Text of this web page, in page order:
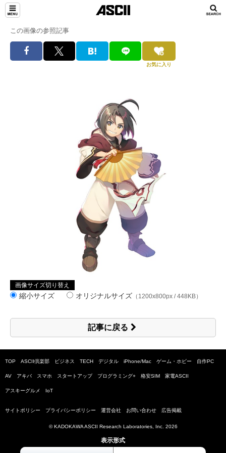
この画像の参照記事
お気に入り
画像サイズ切り替え
縮小サイズ オリジナルサイズ （1200x800px / 448KB）
記事に戻る
TOP ASCII倶楽部 ビジネス TECH デジタル iPhone/Mac ゲーム・ホビー 自作PC
AV アキバ スマホ スタートアップ プログラミング+ 格安SIM 家電ASCII
アスキーグルメ IoT
サイトポリシー プライバシーポリシー 運営会社 お問い合わせ 広告掲載
© KADOKAWA ASCII Research Laboratories, Inc. 2026
表示形式